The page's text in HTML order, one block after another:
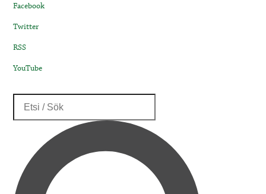
Facebook
Twitter
RSS
YouTube